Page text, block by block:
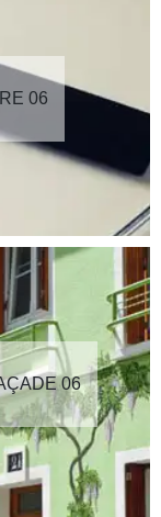
06
06